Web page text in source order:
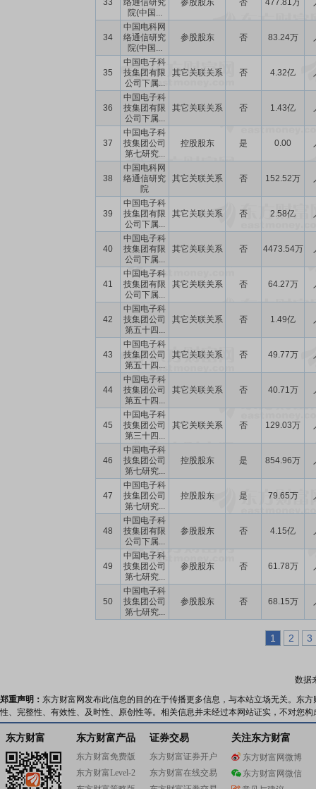
33
络通信研究
院(中国...
参股股东 否 477.81万
34
中国电科网
络通信研究
院(中国...
参股股东 否 83.24万
35
中国电子科
技集团有限
公司下属...
其它关联关系 否 4.32亿
36
中国电子科
技集团有限
公司下属...
其它关联关系 否 1.43亿
37
中国电子科
技集团公司
第七研究...
控股股东 是 0.00
38
中国电科网
络通信研究
院
其它关联关系 否 152.52万
39
中国电子科
技集团有限
公司下属...
其它关联关系 否 2.58亿
40
中国电子科
技集团有限
公司下属...
其它关联关系 否 4473.54万
41
中国电子科
技集团有限
公司下属...
其它关联关系 否 64.27万
42
中国电子科
技集团公司
第五十四...
其它关联关系 否 1.49亿
43
中国电子科
技集团公司
第五十四...
其它关联关系 否 49.77万
44
中国电子科
技集团公司
第五十四...
其它关联关系 否 40.71万
45
中国电子科
技集团公司
第三十四...
其它关联关系 否 129.03万
46
中国电子科
技集团公司
第七研究...
控股股东 是 854.96万
47
中国电子科
技集团公司
第七研究...
控股股东 是 79.65万
48
中国电子科
技集团有限
公司下属...
参股股东 否 4.15亿
49
中国电子科
技集团公司
第七研究...
参股股东 否 61.78万
50
中国电子科
技集团公司
第七研究...
参股股东 否 68.15万
1 2 3
数据
郑重声明： 东方财富网发布此信息的目的在于传播更多信息，与本站立场无关。东
性、完整性、有效性、及时性、原创性等。相关信息并未经过本网站证实，不对您
东方财富 东方财富产品
东方财富免费版
东方财富Level-2
证券交易
东方财富证券开户
东方财富在线交易
关注东方财富
东方财富网微博
东方财富网微信